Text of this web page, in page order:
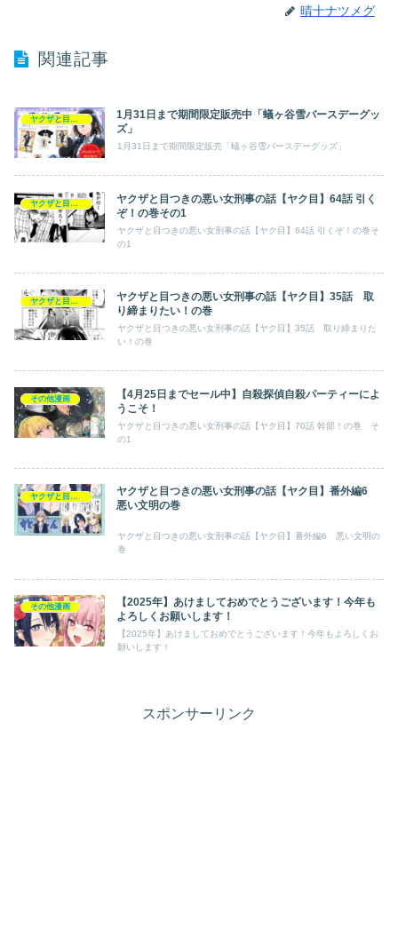
晴十ナツメグ
関連記事
ヤクザと目つきの悪い女刑事の話【ヤク目】
1月31日まで期間限定販売中「蟻ヶ谷雪バースデーグッ
ズ」
1月31日まで期間限定販売「蟻ヶ谷雪バースデーグッズ」
ヤクザと目つきの悪い女刑事の話【ヤク目】64話 引く
ぞ！の巻その1
ヤクザと目つきの悪い女刑事の話【ヤク目】64話 引くぞ！の巻そ
の1
ヤクザと目つきの悪い女刑事の話【ヤク目】35話 取
り締まりたい！の巻
ヤクザと目つきの悪い女刑事の話【ヤク目】35話 取り締まりた
い！の巻
その他漫画
【4月25日までセール中】自殺探偵自殺パーティーによ
うこそ！
ヤクザと目つきの悪い女刑事の話【ヤク目】70話 幹部！の巻 そ
の1
ヤクザと目つきの悪い女刑事の話【ヤク目】番外編6
悪い文明の巻
ヤクザと目つきの悪い女刑事の話【ヤク目】番外編6 悪い文明の
巻
その他漫画
【2025年】あけましておめでとうございます！今年も
よろしくお願いします！
【2025年】あけましておめでとうございます！今年もよろしくお
願いします！
スポンサーリンク